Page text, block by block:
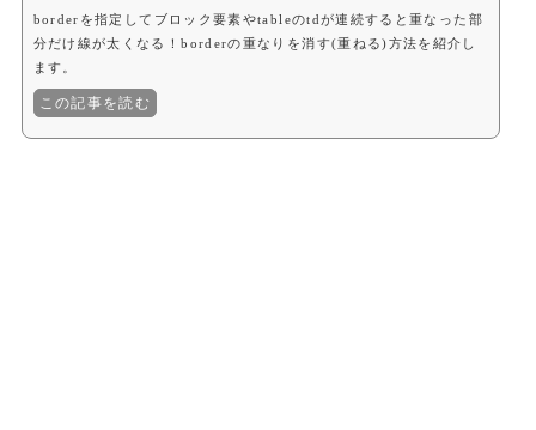
borderを指定してブロック要素やtableのtdが連続すると重なった部
分だけ線が太くなる！borderの重なりを消す(重ねる)方法を紹介し
ます。
この記事を読む